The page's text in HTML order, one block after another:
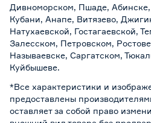
Дивноморском, Пшаде,
Кубани, Анапе, Витязево,
Натухаевской, Гостагаевской,
Залесском, Петровском,
Называевске, Саргатском,
Куйбышеве.
*Все характеристики и
предоставлены
оставляет за собой право